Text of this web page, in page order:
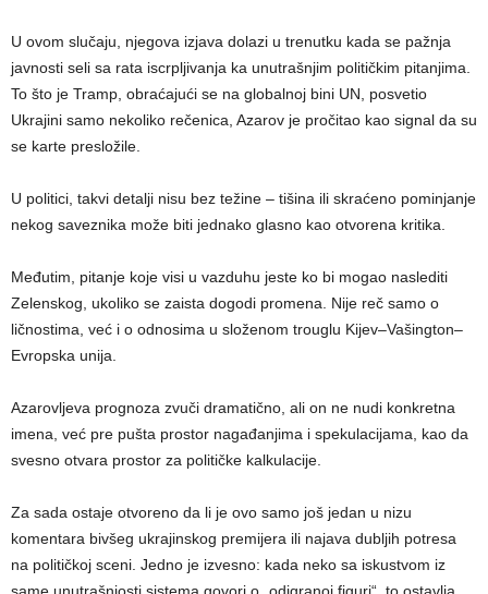
U ovom slučaju, njegova izjava dolazi u trenutku kada se pažnja
javnosti seli sa rata iscrpljivanja ka unutrašnjim političkim pitanjima.
To što je Tramp, obraćajući se na globalnoj bini UN, posvetio
Ukrajini samo nekoliko rečenica, Azarov je pročitao kao signal da su
se karte presložile.
U politici, takvi detalji nisu bez težine – tišina ili skraćeno pominjanje
nekog saveznika može biti jednako glasno kao otvorena kritika.
Međutim, pitanje koje visi u vazduhu jeste ko bi mogao naslediti
Zelenskog, ukoliko se zaista dogodi promena. Nije reč samo o
ličnostima, već i o odnosima u složenom trouglu Kijev–Vašington–
Evropska unija.
Azarovljeva prognoza zvuči dramatično, ali on ne nudi konkretna
imena, već pre pušta prostor nagađanjima i spekulacijama, kao da
svesno otvara prostor za političke kalkulacije.
Za sada ostaje otvoreno da li je ovo samo još jedan u nizu
komentara bivšeg ukrajinskog premijera ili najava dubljih potresa
na političkoj sceni. Jedno je izvesno: kada neko sa iskustvom iz